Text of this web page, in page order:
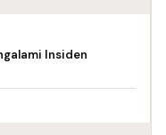
Insiden